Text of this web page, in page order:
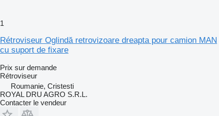
1
Rétroviseur Oglindă retrovizoare dreapta pour camion MAN
cu suport de fixare
Prix sur demande
Rétroviseur
Roumanie, Cristesti
ROYAL DRU AGRO S.R.L.
Contacter le vendeur